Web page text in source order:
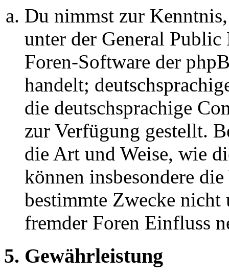
Du nimmst zur
unter der General
Foren-Software der
handelt;
die deutschsprachige
zur Verfügung gestellt.
die Art und Weise, wie
können insbesondere
bestimmte Zwecke nicht
fremder Foren Einfluss
5. Gewährleistung